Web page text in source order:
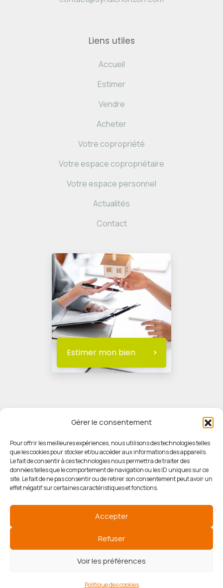
Gérer le consentement
Pour offrir les meilleures expériences, nous utilisons des technologies telles
que les cookies pour stocker et/ou accéder aux informations des appareils.
Le fait de consentir à ces technologies nous permettra de traiter des
données telles que le comportement de navigation ou les ID uniques sur ce
site. Le fait de ne pas consentir ou de retirer son consentement peut avoir un
effet négatif sur certaines caractéristiques et fonctions.
Accepter
Refuser
Voir les préférences
Politique des cookies
Liens utiles
Accueil
Estimer
Vendre
Acheter
Votre copropriété
Votre espace copropriétaire
Votre espace personnel
Actualités
Contact
Estimer mon bien
© HORIZON IMMOBILIER
Mentions légales
Politique des cookies